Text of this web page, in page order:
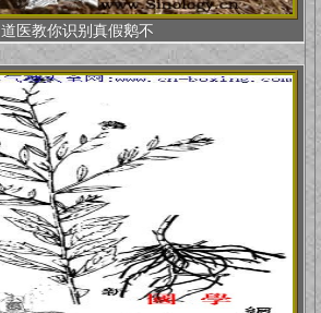
道医教你识别真假鹅不